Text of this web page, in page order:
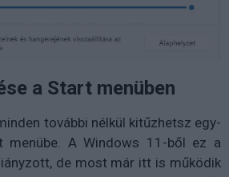
a Start menüben
további nélkül kitűzhetsz egy-
menübe. A Windows 11-ből ez a
de most már itt is működik